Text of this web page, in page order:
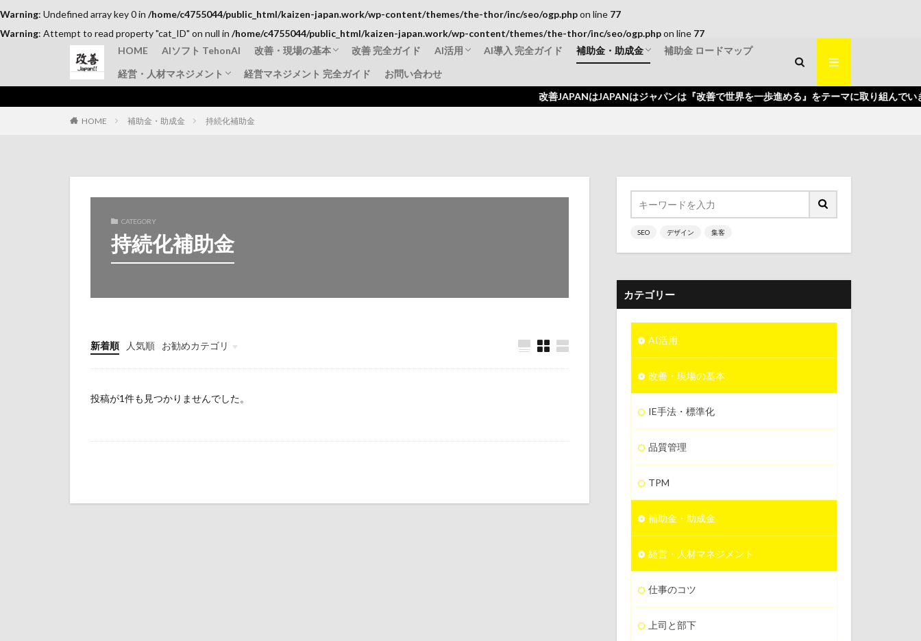
Warning: Undefined array key 0 in /home/c4755044/public_html/kaizen-japan.work/wp-content/themes/the-thor/inc/seo/ogp.phpon line 77
Warning: Attempt to read property "cat_ID" on null in /home/c4755044/public_html/kaizen-japan.work/wp-content/themes/the-thor/inc/seo/ogp.phpon line 77
HOME
AIソフト TehonAI 改善・現場の基本
品質管理
TPM
IE手法・標準化
改善 完全ガイド AI活用 AI導入 完全ガイド 補助金・助成金
補助金 ロードマップ
経営・人材マネジメント
経営マネジメント 完全ガイド
お問い合わせ
改善JAPANはJAPANはジャパンは『改善で世界を一歩進める』をテーマに取り組んでいきます。
HOME 補助金・助成金 持続化補助金
CATEGORY
持続化補助金
新着順 人気順
お勧めカテゴリ
初心者
問題点
仕事のコツ
投稿が1件も見つかりませんでした。
SEO デザイン 集客
カテゴリー
AI活用
改善・現場の基本
IE手法・標準化
品質管理
TPM
補助金・助成金
経営・人材マネジメント
仕事のコツ
上司と部下